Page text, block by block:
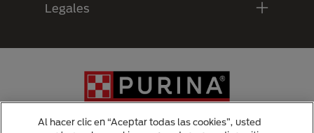
Legales
Al hacer clic en “Aceptar todas las cookies”, usted